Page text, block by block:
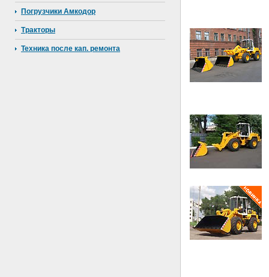
Погрузчики Амкодор
Тракторы
Техника после кап. ремонта